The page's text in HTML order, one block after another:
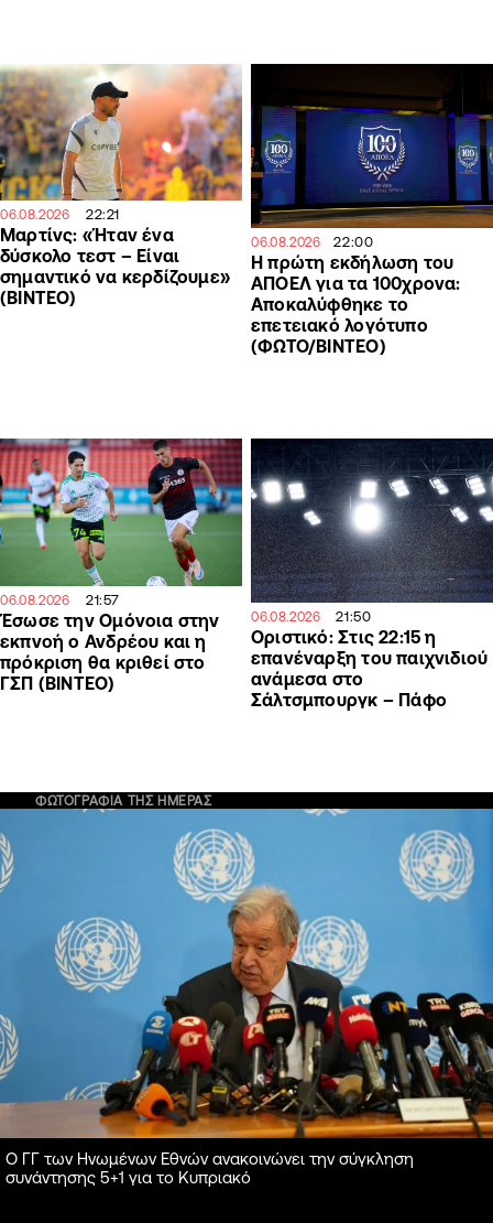
06.08.2026 22:21
Μαρτίνς: «Ήταν ένα
δύσκολο τεστ – Είναι
σημαντικό να κερδίζουμε»
(ΒΙΝΤΕΟ)
06.08.2026 22:00
Η πρώτη εκδήλωση του
ΑΠΟΕΛ για τα 100χρονα:
Αποκαλύφθηκε το
επετειακό λογότυπο
(ΦΩΤΟ/ΒΙΝΤΕΟ)
06.08.2026 21:57
Έσωσε την Ομόνοια στην
εκπνοή ο Ανδρέου και η
πρόκριση θα κριθεί στο
ΓΣΠ (ΒΙΝΤΕΟ)
06.08.2026 21:50
Οριστικό: Στις 22:15 η
επανέναρξη του παιχνιδιού
ανάμεσα στο
Σάλτσμπουργκ – Πάφο
ΦΩΤΟΓΡΑΦΙΑ ΤΗΣ ΗΜΕΡΑΣ
Ο ΓΓ των Ηνωμένων Εθνών ανακοινώνει την σύγκληση
συνάντησης 5+1 για το Κυπριακό